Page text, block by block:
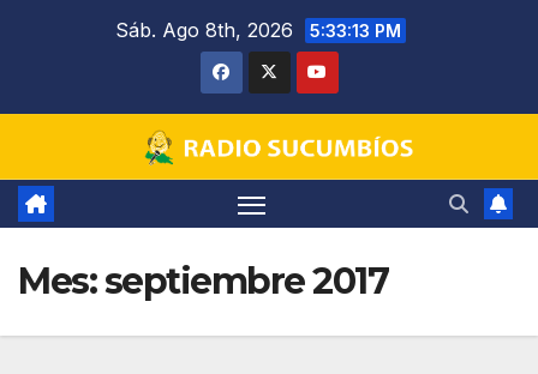
Sáb. Ago 8th, 2026 5:33:14 PM
Mes:septiembre 2017